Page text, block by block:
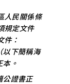
人民關係條
規定文件
件：
以下簡稱海
。
公證書正